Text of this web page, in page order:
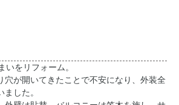
いをリフォーム。
穴が開いてきたことで不安になり、外装全
した。